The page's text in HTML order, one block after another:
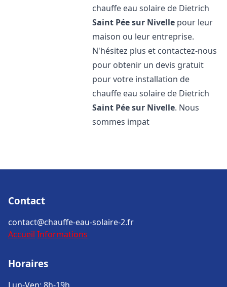
chauffe eau solaire de Dietrich
Saint Pée sur Nivelle pour leur
maison ou leur entreprise.
N'hésitez plus et contactez-nous
pour obtenir un devis gratuit
pour votre installation de
chauffe eau solaire de Dietrich
Saint Pée sur Nivelle. Nous
sommes impat
Contact
contact@chauffe-eau-solaire-2.fr
Accueil Informations
Horaires